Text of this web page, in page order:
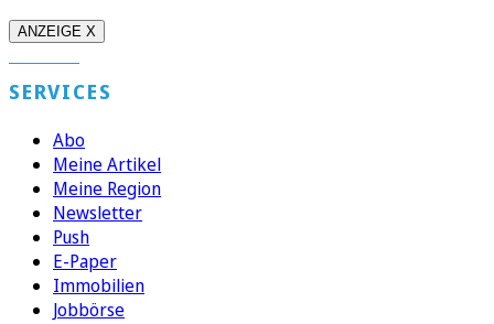
ANZEIGE X
SERVICES
Abo
Meine Artikel
Meine Region
Newsletter
Push
E-Paper
Immobilien
Jobbörse